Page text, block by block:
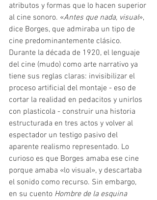
atributos y formas que lo hacen superior
al cine sonoro. «Antes que nada, visual»,
dice Borges, que admiraba un tipo de
cine predominantemente clásico.
Durante la década de 1920, el lenguaje
del cine (mudo) como arte narrativo ya
tiene sus reglas claras: invisibilizar el
proceso artificial del montaje - eso de
cortar la realidad en pedacitos y unirlos
con plasticola - construir una historia
estructurada en tres actos y volver al
espectador un testigo pasivo del
aparente realismo representado. Lo
curioso es que Borges amaba ese cine
porque amaba «lo visual», y descartaba
el sonido como recurso. Sin embargo,
en su cuento Hombre de la esquina